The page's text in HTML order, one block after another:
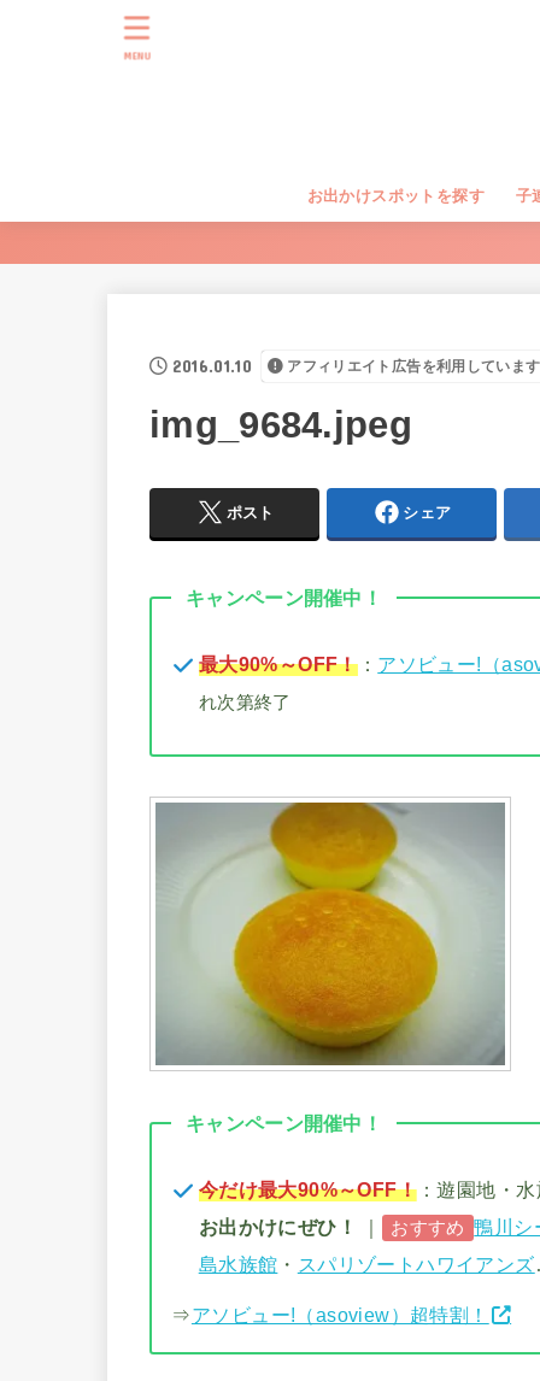
お出かけスポットを探す 子
MENU
2016.01.10 アフィリエイト広告を利用していま
img_9684.jpeg
ポスト シェア
キャンペーン開催中！
最大90%～OFF！： アソビュー!（
れ次第終了
キャンペーン開催中！
今だけ最大90%～OFF！ ：遊園地・
お出かけにぜひ！
｜ おすすめ 鴨川シ
島水族館 ・ スパリゾートハワイアンズ
⇒アソビュー!（asoview）超特割！